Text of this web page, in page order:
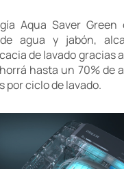
Aqua Saver Green
agua y jabón,
de lavado gracias
hasta un 70% de
por ciclo de lavado.